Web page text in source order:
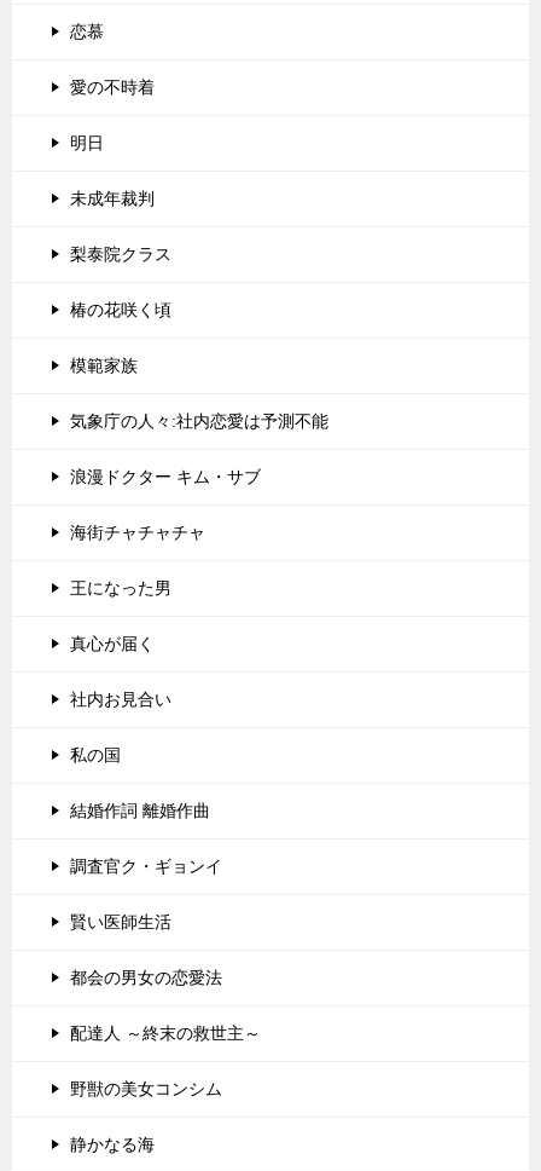
恋慕
愛の不時着
明日
未成年裁判
梨泰院クラス
椿の花咲く頃
模範家族
気象庁の人々:社内恋愛は予測不能
浪漫ドクター キム・サブ
海街チャチャチャ
王になった男
真心が届く
社内お見合い
私の国
結婚作詞 離婚作曲
調査官ク・ギョンイ
賢い医師生活
都会の男女の恋愛法
配達人 ～終末の救世主～
野獣の美女コンシム
静かなる海